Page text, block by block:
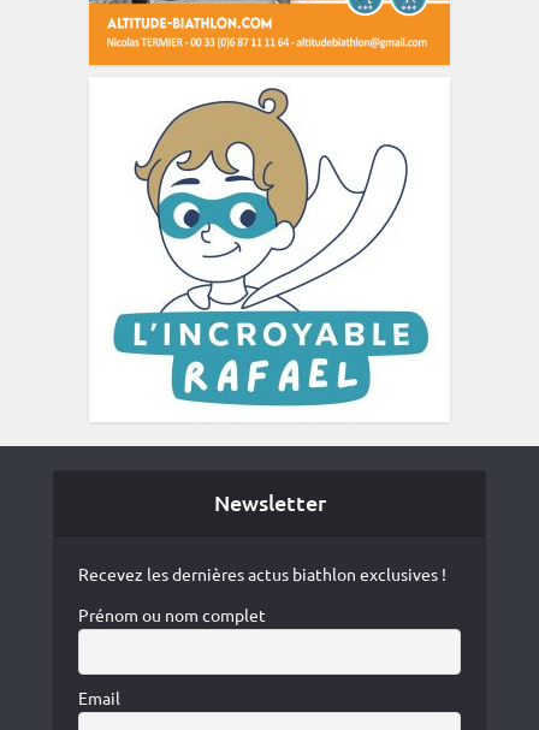
Newsletter
Recevez les dernières actus biathlon exclusives !
Prénom ou nom complet
Email